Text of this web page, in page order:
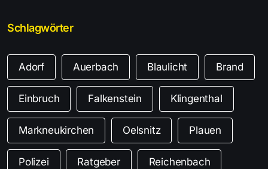
Schlagwörter
Adorf Auerbach Blaulicht Brand
Einbruch Falkenstein Klingenthal
Markneukirchen Oelsnitz Plauen
Polizei Ratgeber Reichenbach